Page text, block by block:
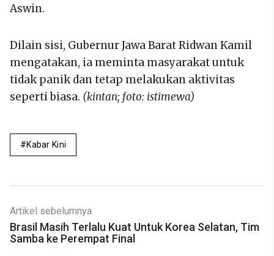
Aswin.
Dilain sisi, Gubernur Jawa Barat Ridwan Kamil
mengatakan, ia meminta masyarakat untuk
tidak panik dan tetap melakukan aktivitas
seperti biasa. (kintan; foto: istimewa)
Kabar Kini
Artikel sebelumnya
Brasil Masih Terlalu Kuat Untuk Korea Selatan, Tim
Samba ke Perempat Final